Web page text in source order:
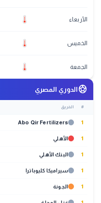
الأربعاء
الخميس
الجمعة
sports_soccerالدوري المصري
# الفريق
1
Abo Qir Fertilizers
1 الأهلي
1 البنك الأهلي
1 سيراميكا كليوباترا
1 الجونة